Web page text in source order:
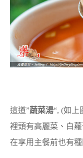
這道”蔬菜湯“, (如上
裡頭有高麗菜、白
在享用主餐前也有種